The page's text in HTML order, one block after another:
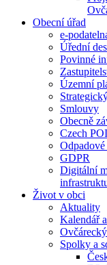
Obecní úřad
e-
Úřední
Povinné
Územní
Smlouvy
Obecně
Czech
GDPR
Digitální
Život v obci
Aktuality
Kalendář
Spolky a